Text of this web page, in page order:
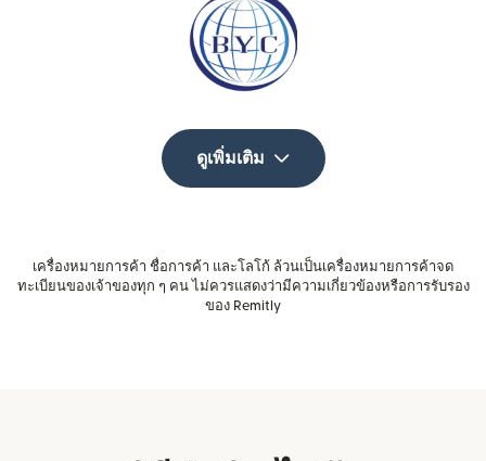
ดูเพิ่มเติม
เครื่องหมายการค้า ชื่อการค้า และโลโก้ ล้วนเป็นเครื่องหมายการค้าจด
ทะเบียนของเจ้าของทุก ๆ คน ไม่ควรแสดงว่ามีความเกี่ยวข้องหรือการรับรอง
ของ Remitly